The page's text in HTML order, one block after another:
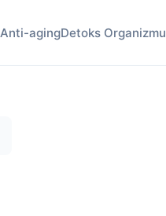
Anti-agingDetoks Organizmu